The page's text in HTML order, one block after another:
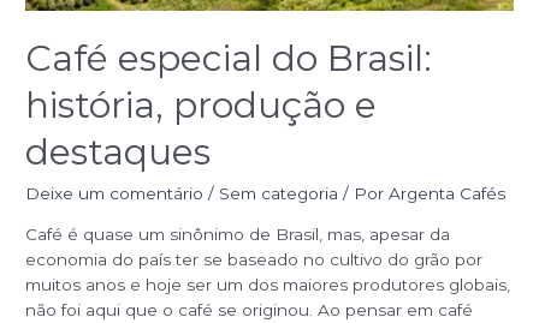
Café especial do Brasil:
história, produção e
destaques
Deixe um comentário / Sem categoria / PorArgenta Cafés
Café é quase um sinônimo de Brasil, mas, apesar da
economia do país ter se baseado no cultivo do grão por
muitos anos e hoje ser um dos maiores produtores globais,
não foi aqui que o café se originou. Ao pensar em café